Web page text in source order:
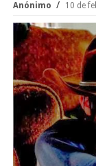
Anónimo 10 de